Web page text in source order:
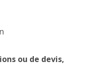
ou de devis,